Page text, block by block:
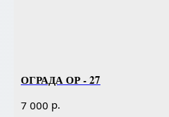
ОГРАДА ОР - 27
7 000 р.